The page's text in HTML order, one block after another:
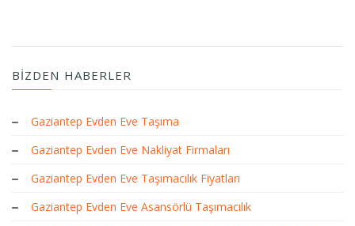
BIZDEN HABERLER
Gaziantep Evden Eve Taşıma
Gaziantep Evden Eve Nakliyat Firmaları
Gaziantep Evden Eve Taşımacılık Fiyatları
Gaziantep Evden Eve Asansörlü Taşımacılık